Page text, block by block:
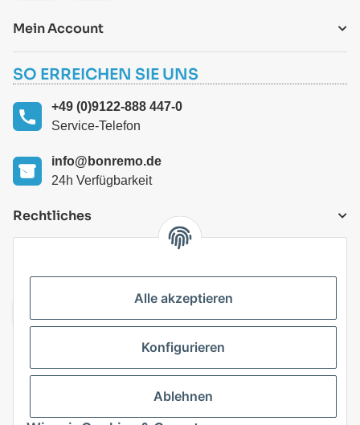
Mein Account
SO ERREICHEN SIE UNS
+49 (0)9122-888 447-0
Service-Telefon
info@bonremo.de
24h Verfügbarkeit
Rechtliches
Vertrag widerrufen
Alle akzeptieren
Konfigurieren
Ablehnen